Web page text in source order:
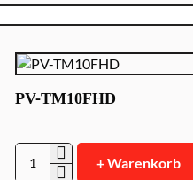
PV-TM10FHD
PV-
+ Warenkorb